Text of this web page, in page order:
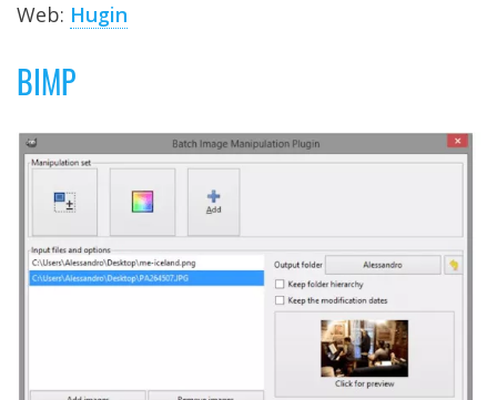
Web: Hugin
BIMP